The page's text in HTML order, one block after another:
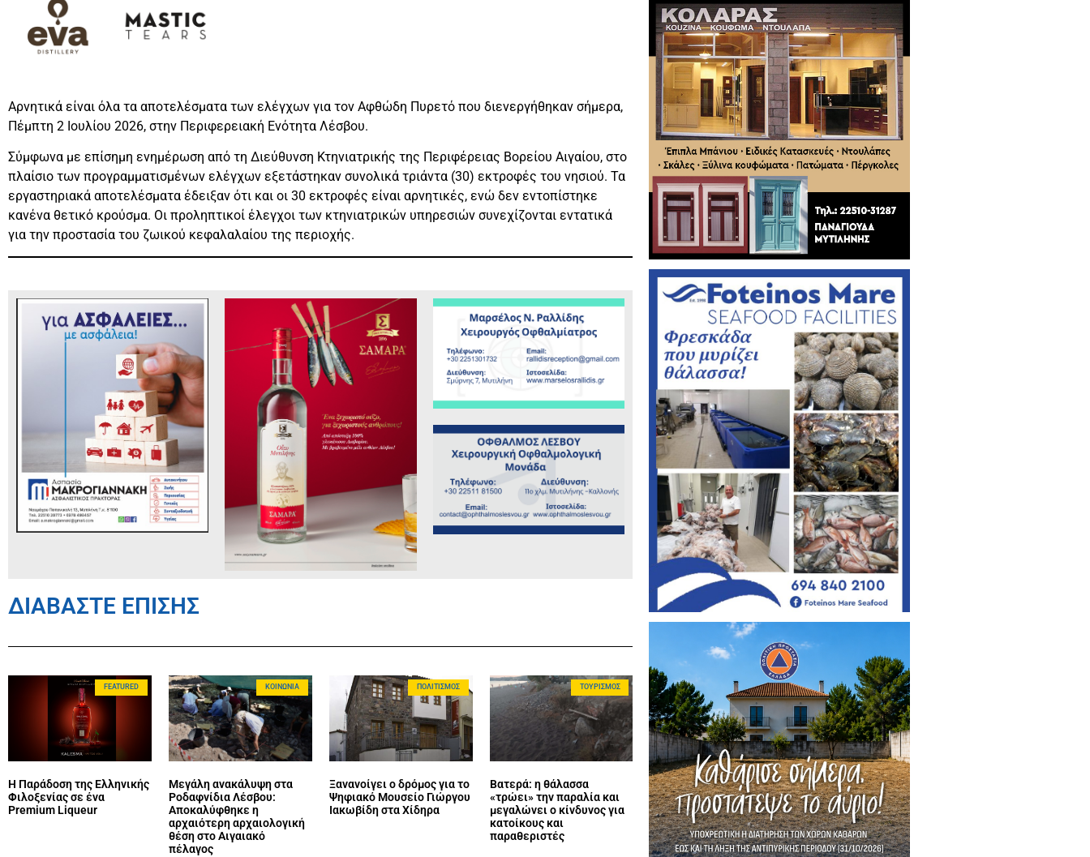
Αρνητικά είναι όλα τα αποτελέσματα των ελέγχων για τον Αφθώδη Πυρετό που διενεργήθηκαν σήμερα,
Πέμπτη 2 Ιουλίου 2026, στην Περιφερειακή Ενότητα Λέσβου.
Σύμφωνα με επίσημη ενημέρωση από τη Διεύθυνση Κτηνιατρικής της Περιφέρειας Βορείου Αιγαίου, στο
πλαίσιο των προγραμματισμένων ελέγχων εξετάστηκαν συνολικά τριάντα (30) εκτροφές του νησιού. Τα
εργαστηριακά αποτελέσματα έδειξαν ότι και οι 30 εκτροφές είναι αρνητικές, ενώ δεν εντοπίστηκε
κανένα θετικό κρούσμα. Οι προληπτικοί έλεγχοι των κτηνιατρικών υπηρεσιών συνεχίζονται εντατικά
για την προστασία του ζωικού κεφαλαλαίου της περιοχής.
ΔΙΑΒΑΣΤΕ ΕΠΙΣΗΣ
FEATURED
Η Παράδοση της Ελληνικής
Φιλοξενίας σε ένα
Premium Liqueur
ΚΟΙΝΩΝΊΑ
Μεγάλη ανακάλυψη στα
Ροδαφνίδια Λέσβου:
Αποκαλύφθηκε η
αρχαιότερη αρχαιολογική
θέση στο Αιγαιακό
πέλαγος
ΠΟΛΙΤΙΣΜΌΣ
Ξανανοίγει ο δρόμος για το
Ψηφιακό Μουσείο Γιώργου
Ιακωβίδη στα Χίδηρα
ΤΟΥΡΙΣΜΌΣ
Βατερά: η θάλασσα
«τρώει» την παραλία και
μεγαλώνει ο κίνδυνος για
κατοίκους και
παραθεριστές